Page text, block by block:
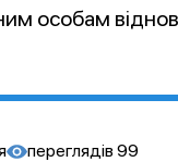
особам
переглядів 99